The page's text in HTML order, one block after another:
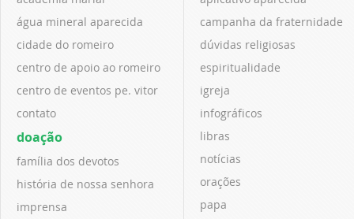
água mineral aparecida
cidade do romeiro
centro de apoio ao romeiro
centro de eventos pe. vitor
contato
doação
família dos devotos
história de nossa senhora
imprensa
campanha da fraternidade
dúvidas religiosas
espiritualidade
igreja
infográficos
libras
notícias
orações
papa